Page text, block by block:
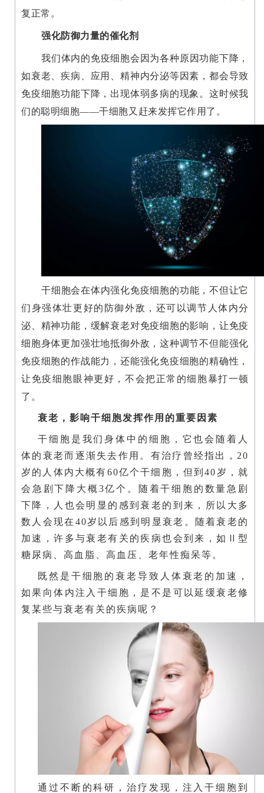
复正常。
强化防御力量的催化剂
我们体内的免疫细胞会因为各种原因功能下降，
如衰老、疾病、应用、精神内分泌等因素，都会导致
免疫细胞功能下降，出现体弱多病的现象。这时候我
们的聪明细胞——干细胞又赶来发挥它作用了。
干细胞会在体内强化免疫细胞的功能，不但让它
们身强体壮更好的防御外敌，还可以调节人体内分
泌、精神功能，缓解衰老对免疫细胞的影响，让免疫
细胞身体更加强壮地抵御外敌，这种调节不但能强化
免疫细胞的作战能力，还能强化免疫细胞的精确性，
让免疫细胞眼神更好，不会把正常的细胞暴打一顿
了。
衰老，影响干细胞发挥作用的重要因素
干细胞是我们身体中的细胞，它也会随着人
体的衰老而逐渐失去作用。有治疗曾经指出，20
岁的人体内大概有60亿个干细胞，但到40岁，就
会急剧下降大概3亿个。随着干细胞的数量急剧
下降，人也会明显的感到衰老的到来，所以大多
数人会现在40岁以后感到明显衰老。随着衰老的
加速，许多与衰老有关的疾病也会到来，如Ⅱ型
糖尿病、高血脂、高血压、老年性痴呆等。
既然是干细胞的衰老导致人体衰老的加速，
如果向体内注入干细胞，是不是可以延缓衰老修
复某些与衰老有关的疾病呢？
通过不断的科研，治疗发现，注入干细胞到